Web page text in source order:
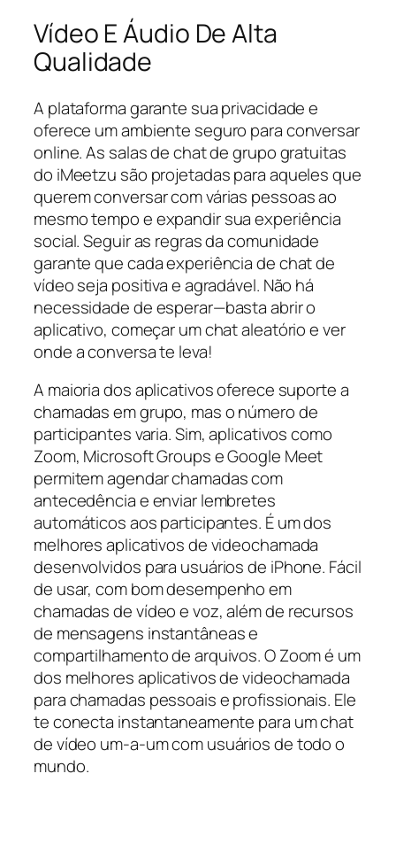
Vídeo E Áudio De Alta
Qualidade
A plataforma garante sua privacidade e
oferece um ambiente seguro para conversar
online. As salas de chat de grupo gratuitas
do iMeetzu são projetadas para aqueles que
querem conversar com várias pessoas ao
mesmo tempo e expandir sua experiência
social. Seguir as regras da comunidade
garante que cada experiência de chat de
vídeo seja positiva e agradável. Não há
necessidade de esperar—basta abrir o
aplicativo, começar um chat aleatório e ver
onde a conversa te leva!
A maioria dos aplicativos oferece suporte a
chamadas em grupo, mas o número de
participantes varia. Sim, aplicativos como
Zoom, Microsoft Groups e Google Meet
permitem agendar chamadas com
antecedência e enviar lembretes
automáticos aos participantes. É um dos
melhores aplicativos de videochamada
desenvolvidos para usuários de iPhone. Fácil
de usar, com bom desempenho em
chamadas de vídeo e voz, além de recursos
de mensagens instantâneas e
compartilhamento de arquivos. O Zoom é um
dos melhores aplicativos de videochamada
para chamadas pessoais e profissionais. Ele
te conecta instantaneamente para um chat
de vídeo um-a-um com usuários de todo o
mundo.